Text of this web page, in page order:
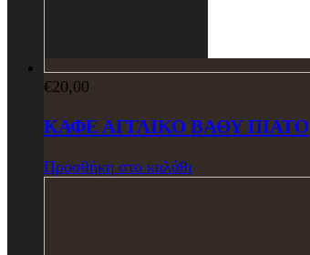
€20,00
ΚΑΦΕ ΑΓΓΛΙΚΟ ΒΑΘΥ ΠΙΑΤΟ
Προσθήκη στο καλάθι